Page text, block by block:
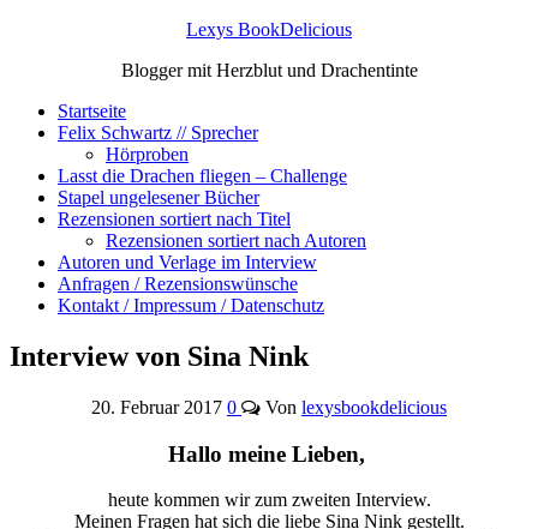
Lexys BookDelicious
Blogger mit Herzblut und Drachentinte
Startseite
Felix Schwartz // Sprecher
Hörproben
Lasst die Drachen fliegen – Challenge
Stapel ungelesener Bücher
Rezensionen sortiert nach Titel
Rezensionen sortiert nach Autoren
Autoren und Verlage im Interview
Anfragen / Rezensionswünsche
Kontakt / Impressum / Datenschutz
Interview von Sina Nink
20. Februar 2017 0 Von lexysbookdelicious
Hallo meine Lieben,
heute kommen wir zum zweiten Interview.
Meinen Fragen hat sich die liebe Sina Nink gestellt.